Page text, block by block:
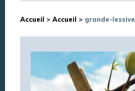
Accueil > Accueil > grande-lessive